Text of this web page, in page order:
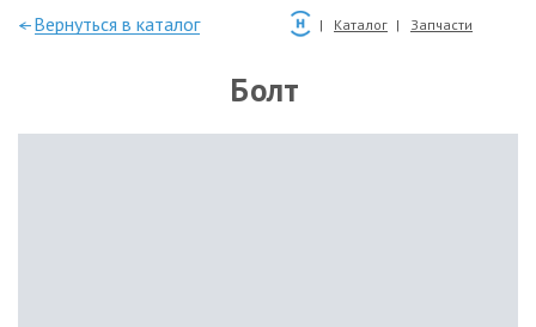
—Вернуться в каталог Каталог Запчасти
Болт